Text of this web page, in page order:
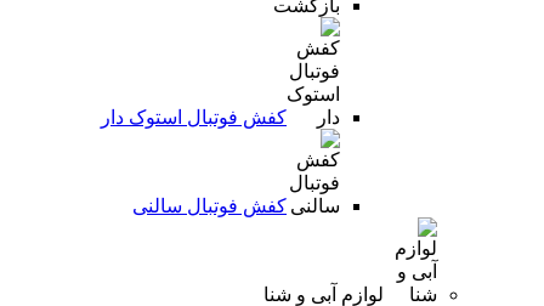
بازگشت
کفش فوتبال استوک دار
کفش فوتبال سالنی
لوازم آبی و شنا